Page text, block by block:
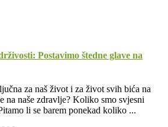
Postavimo štedne glave na
za naš život i za život svih bića na
na naše zdravlje? Koliko smo svjesni
li se barem ponekad koliko ...